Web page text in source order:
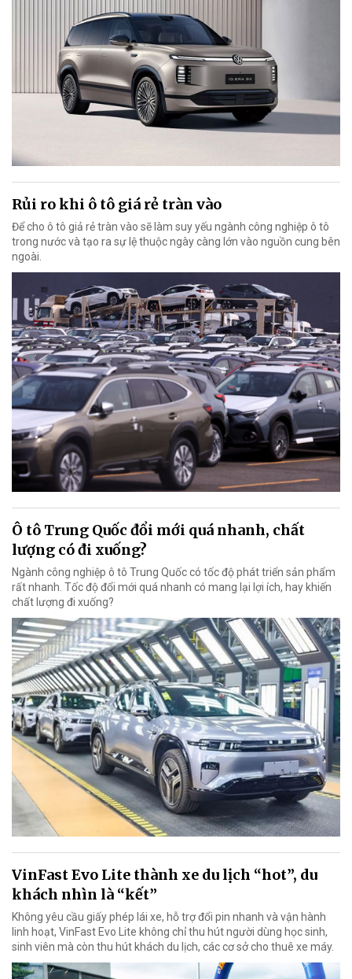
Rủi ro khi ô tô giá rẻ tràn vào
Để cho ô tô giả rẻ tràn vào sẽ làm suy yếu ngành công nghiệp ô tô
trong nước và tạo ra sự lệ thuộc ngày càng lớn vào nguồn cung bên
ngoài.
Ô tô Trung Quốc đổi mới quá nhanh, chất
lượng có đi xuống?
Ngành công nghiệp ô tô Trung Quốc có tốc độ phát triển sản phẩm
rất nhanh. Tốc độ đổi mới quá nhanh có mang lại lợi ích, hay khiến
chất lượng đi xuống?
VinFast Evo Lite thành xe du lịch “hot”, du
khách nhìn là “kết”
Không yêu cầu giấy phép lái xe, hỗ trợ đổi pin nhanh và vận hành
linh hoạt, VinFast Evo Lite không chỉ thu hút người dùng học sinh,
sinh viên mà còn thu hút khách du lịch, các cơ sở cho thuê xe máy.